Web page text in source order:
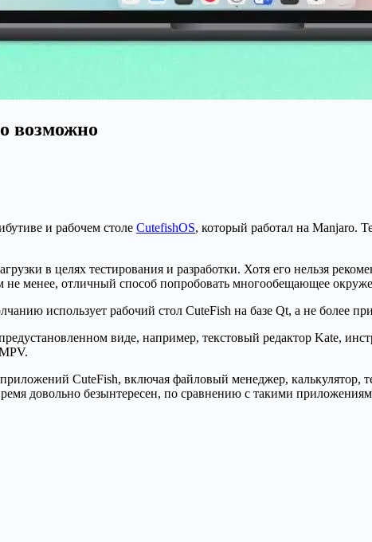
возможно
и рабочем столе CutefishOS, который работал на Manjaro.
в целях тестирования и разработки. Хотя его нельзя
не менее, отличный способ попробовать многообещающее
использует рабочий стол CuteFish на базе Qt, а не более
виде, например, текстовый редактор Kate,
CuteFish, включая файловый менеджер,
довольно безынтересен, по сравнению с такими